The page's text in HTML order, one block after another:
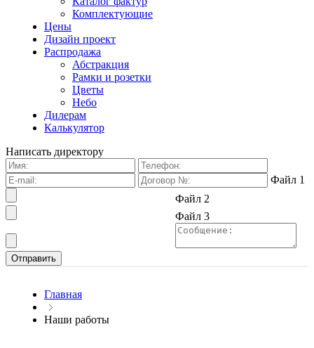
Комплектующие
Цены
Дизайн проект
Распродажа
Абстракция
Рамки и розетки
Цветы
Небо
Дилерам
Калькулятор
Написать директору
Файл 1
Файл 2
Файл 3
Главная
Наши работы